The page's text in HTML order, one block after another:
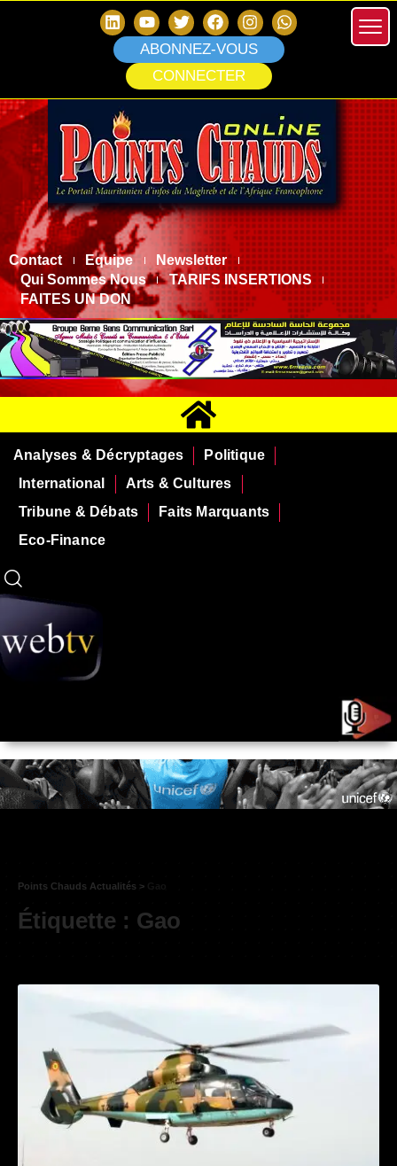
ABONNEZ-VOUS
CONNECTER
Contact Equipe
Newsletter
Qui Sommes Nous
TARIFS INSERTIONS
FAITES UN DON
Analyses & Décryptages
Politique
International
Arts & Cultures
Tribune & Débats
Faits Marquants
Eco-Finance
Points Chauds Actualités >
Étiquette : Gao